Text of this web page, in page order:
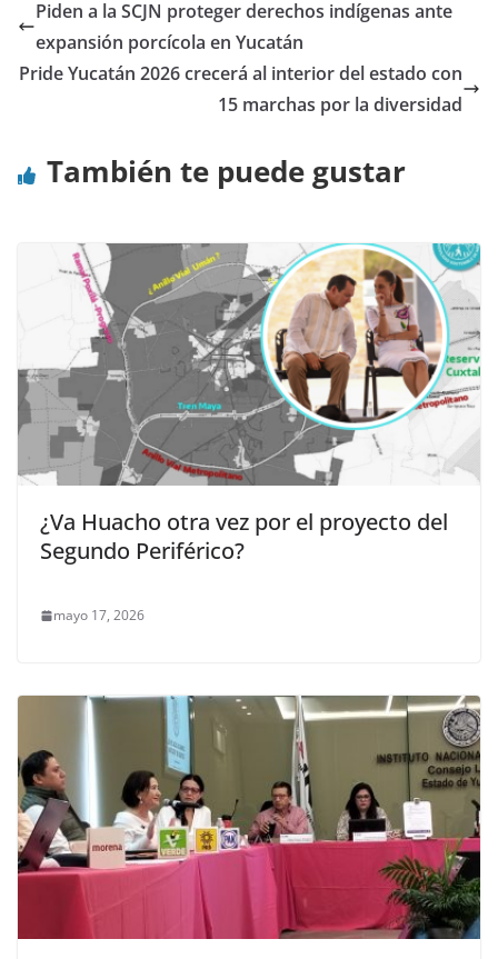
Piden a la SCJN proteger derechos indígenas ante
expansión porcícola en Yucatán
Pride Yucatán 2026 crecerá al interior del estado con
15 marchas por la diversidad
También te puede gustar
¿Va Huacho otra vez por el proyecto del
Segundo Periférico?
mayo 17, 2026